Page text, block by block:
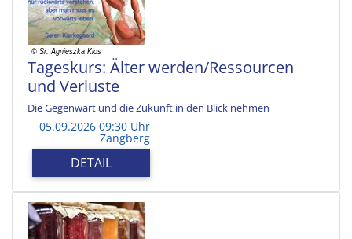
Tageskurs: Älter werden/Ressourcen
und Verluste
Die Gegenwart und die Zukunft in den Blick nehmen
05.09.2026 09:30 Uhr
Zangberg
DETAIL